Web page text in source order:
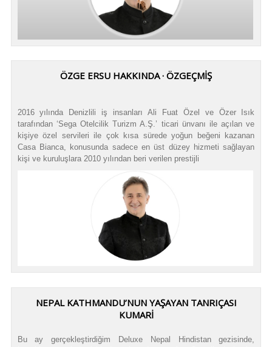
ÖZGE ERSU HAKKINDA · ÖZGEÇMİŞ
2016 yılında Denizlili iş insanları Ali Fuat Özel ve Özer Isık
tarafından ‘Sega Otelcilik Turizm A.Ş.’ ticari ünvanı ile açılan ve
kişiye özel servileri ile çok kısa sürede yoğun beğeni kazanan
Casa Bianca, konusunda sadece en üst düzey hizmeti sağlayan
kişi ve kuruluşlara 2010 yılından beri verilen prestijli
NEPAL KATHMANDU’NUN YAŞAYAN TANRIÇASI
KUMARİ
Bu ay gerçekleştirdiğim Deluxe Nepal Hindistan gezisinde,